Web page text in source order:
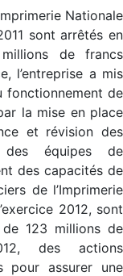
Nationale
sont arrêtés en
de francs
l’entreprise a mis
fonctionnement de
la mise en place
et révision des
des équipes de
des capacités de
de l’Imprimerie
2012, sont
123 millions de
des actions
pour assurer une